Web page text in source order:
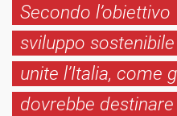
Secondo l’obiettivo
sviluppo
unite l’Italia, come
dovrebbe